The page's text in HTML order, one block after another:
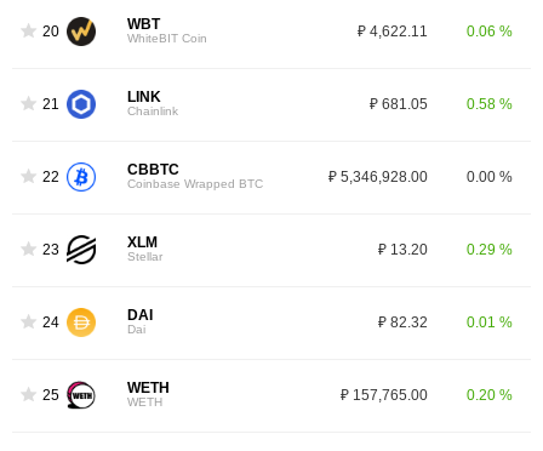
20 WBT
WhiteBIT Coin ₽ 4,622.11 0.06 %
21 LINK
Chainlink ₽ 681.05 0.58 %
22 CBBTC
Coinbase Wrapped BTC ₽ 5,346,928.00 0.00 %
23 XLM
Stellar ₽ 13.20 0.29 %
24 DAI
Dai ₽ 82.32 0.01 %
25 WETH
WETH ₽ 157,765.00 0.20 %